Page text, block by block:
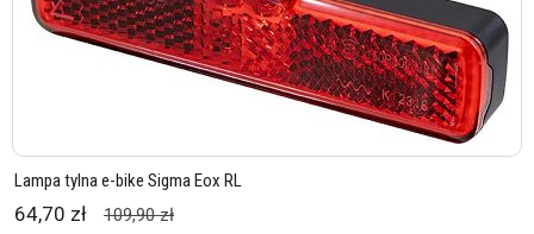
Lampa tylna e-bike Sigma Eox RL
64,70 zł 109,90 zł